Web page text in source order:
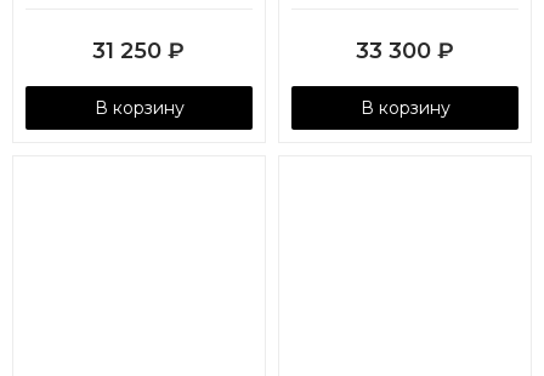
31 250 ₽
В корзину
33 300 ₽
В корзину